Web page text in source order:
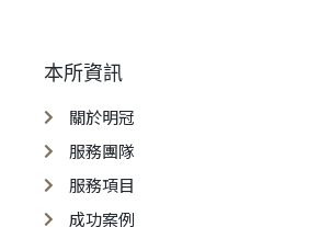
本所資訊
關於明冠
服務團隊
服務項目
成功案例